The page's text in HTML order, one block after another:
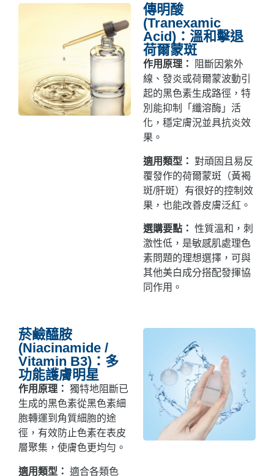
傳明酸
(Tranexamic
Acid)：溫和擊退
荷爾蒙斑
作用原理：
阻斷因紫外
線、發炎或荷爾蒙波動引
起的黑色素生成路徑，特
別能抑制「纖溶酶」活
化，穩定膚況並具抗炎效
果。
適用類型： 對頑固且易反
覆發作的荷爾蒙斑（黃褐
斑/肝斑）有很好的控制效
果，也能改善皮膚泛紅。
選購要點： 性質溫和，刺
激性低，是敏感肌處理色
素問題的理想選擇，可與
其他美白成分搭配發揮協
同作用。
菸鹼醯胺
(Niacinamide /
Vitamin B3)：多
功能護膚明星
作用原理： 獨特地阻斷已
生成的黑色素從黑色素細
胞轉運到角質細胞的途
徑，有效防止色素在表皮
層聚集，使膚色更均勻。
適用類型： 適合各類色